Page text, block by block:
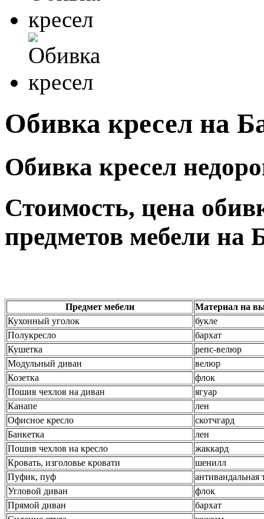
Обивка кресел на
Обивка кресел
Стоимость, цена
предметов мебели на
Предмет мебели
Материал на
Кухонный уголок
букле
Полукресло
бархат
Кушетка
репс-велюр
Модульный диван
велюр
Козетка
флок
Пошив чехлов на диван
ягуар
Канапе
лен
Офисное кресло
скотчгард
Банкетка
лен
Пошив чехлов на кресло
жаккард
Кровать, изголовье кровати
шенилл
Пуфик, пуф
антивандальная
Угловой диван
флок
Прямой диван
бархат